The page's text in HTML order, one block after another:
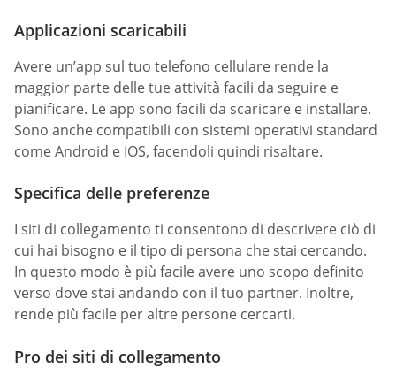
Applicazioni scaricabili
Avere un’app sul tuo telefono cellulare rende la
maggior parte delle tue attività facili da seguire e
pianificare. Le app sono facili da scaricare e installare.
Sono anche compatibili con sistemi operativi standard
come Android e IOS, facendoli quindi risaltare.
Specifica delle preferenze
I siti di collegamento ti consentono di descrivere ciò di
cui hai bisogno e il tipo di persona che stai cercando.
In questo modo è più facile avere uno scopo definito
verso dove stai andando con il tuo partner. Inoltre,
rende più facile per altre persone cercarti.
Pro dei siti di collegamento